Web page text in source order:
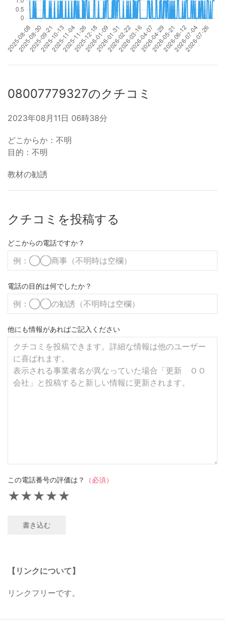
08007779327のクチコミ
2023年08月11日 06時38分
どこからか：不明
目的：不明
教材の勧誘
クチコミを投稿する
どこからの電話ですか？
電話の目的は何でしたか？
他にも情報があればご記入ください
この電話番号の評価は？ （必須）
★
★
★
★
★
書き込む
【リンクについて】
リンクフリーです。